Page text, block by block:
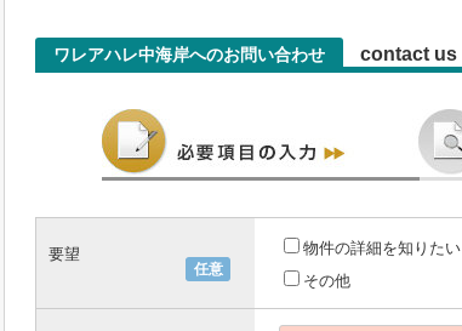
ワレアハレ中海岸へのお問い合わせ contact us
任意
要望 物件の詳細を知りたい
その他